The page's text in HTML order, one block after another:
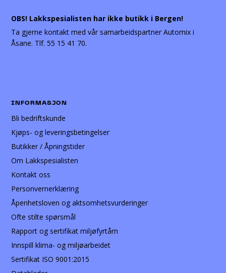
OBS! Lakkspesialisten har ikke butikk i Bergen!
Ta gjerne kontakt med vår samarbeidspartner Automix i
Åsane. Tlf. 55 15 41 70.
INFORMASJON
Bli bedriftskunde
Kjøps- og leveringsbetingelser
Butikker / Åpningstider
Om Lakkspesialisten
Kontakt oss
Personvernerklæring
Åpenhetsloven og aktsomhetsvurderinger
Ofte stilte spørsmål
Rapport og sertifikat miljøfyrtårn
Innspill klima- og miljøarbeidet
Sertifikat ISO 9001:2015